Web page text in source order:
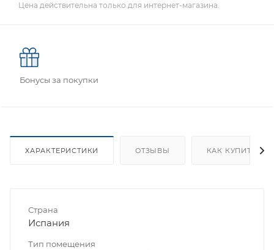
Цена действительна только для интернет-магазина.
Бонусы за покупки
ХАРАКТЕРИСТИКИ ОТЗЫВЫ КАК КУПИТЬ
Страна
Испания
Тип помещения